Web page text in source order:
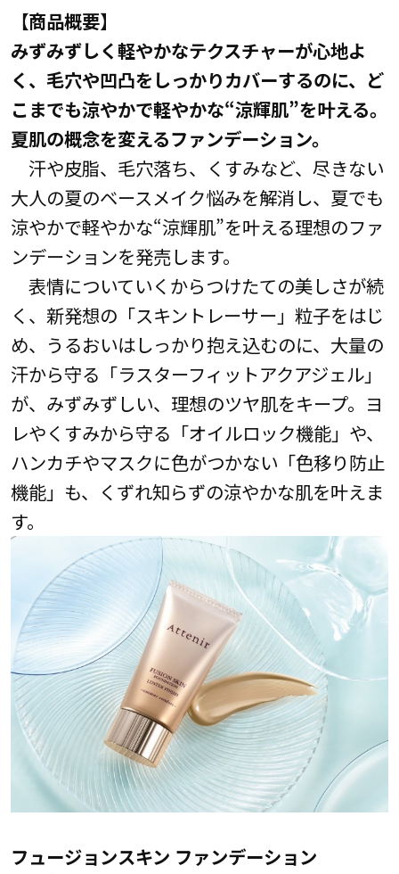
【商品概要】
みずみずしく軽やかなテクスチャーが心地よ
く、毛穴や凹凸をしっかりカバーするのに、ど
こまでも涼やかで軽やかな“涼輝肌”を叶える。
夏肌の概念を変えるファンデーション。
汗や皮脂、毛穴落ち、くすみなど、尽きない
大人の夏のベースメイク悩みを解消し、夏でも
涼やかで軽やかな“涼輝肌”を叶える理想のファ
ンデーションを発売します。
表情についていくからつけたての美しさが続
く、新発想の「スキントレーサー」粒子をはじ
め、うるおいはしっかり抱え込むのに、大量の
汗から守る「ラスターフィットアクアジェル」
が、みずみずしい、理想のツヤ肌をキープ。ヨ
レやくすみから守る「オイルロック機能」や、
ハンカチやマスクに色がつかない「色移り防止
機能」も、くずれ知らずの涼やかな肌を叶えま
す。
フュージョンスキン ファンデーション